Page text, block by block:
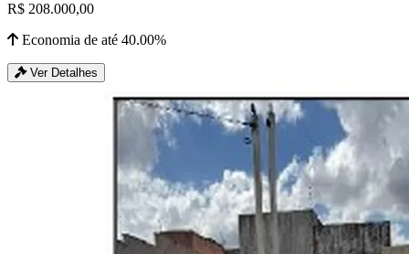
R$ 208.000,00
Economia de até 40.00%
Ver Detalhes